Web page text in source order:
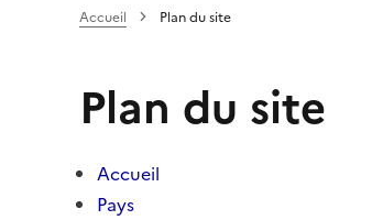
Accueil Plan du site
Plan du site
Accueil
Pays